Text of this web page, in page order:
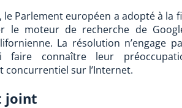
le Parlement européen a adopté à
le moteur de recherche de
La résolution n’engage
faire connaître leur
concurrentiel sur l’Internet.
joint